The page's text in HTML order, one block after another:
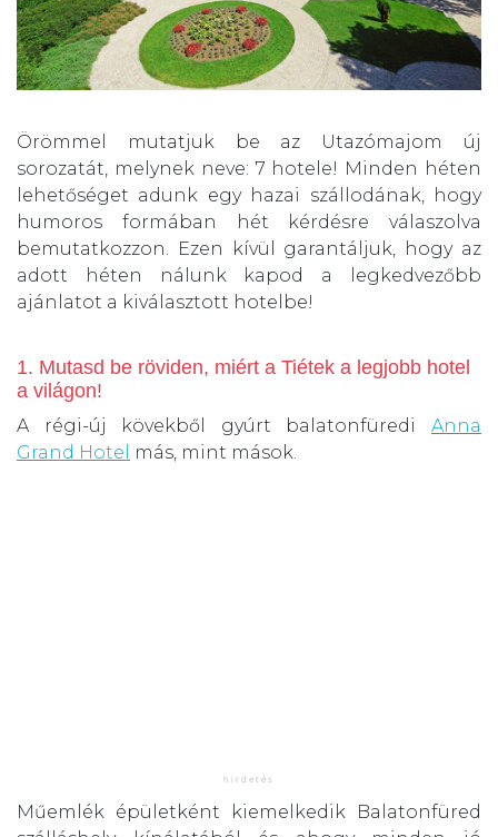
Örömmel mutatjuk be az Utazómajom új
sorozatát, melynek neve: 7 hotele! Minden héten
lehetőséget adunk egy hazai szállodának, hogy
humoros formában hét kérdésre válaszolva
bemutatkozzon. Ezen kívül garantáljuk, hogy az
adott héten nálunk kapod a legkedvezőbb
ajánlatot a kiválasztott hotelbe!
1. Mutasd be röviden, miért a Tiétek a legjobb hotel
a világon!
A régi-új kövekből gyúrt balatonfüredi Anna
Grand Hotel
más, mint mások.
Műemlék épületként kiemelkedik Balatonfüred